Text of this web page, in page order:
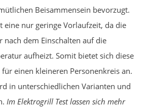
Beisammensein bevorzugt.
eine nur geringe Vorlaufzeit, da die
nach dem Einschalten auf die
aufheizt. Somit bietet sich diese
einen kleineren Personenkreis an.
in unterschiedlichen Varianten und
Im Elektrogrill Test lassen sich mehr